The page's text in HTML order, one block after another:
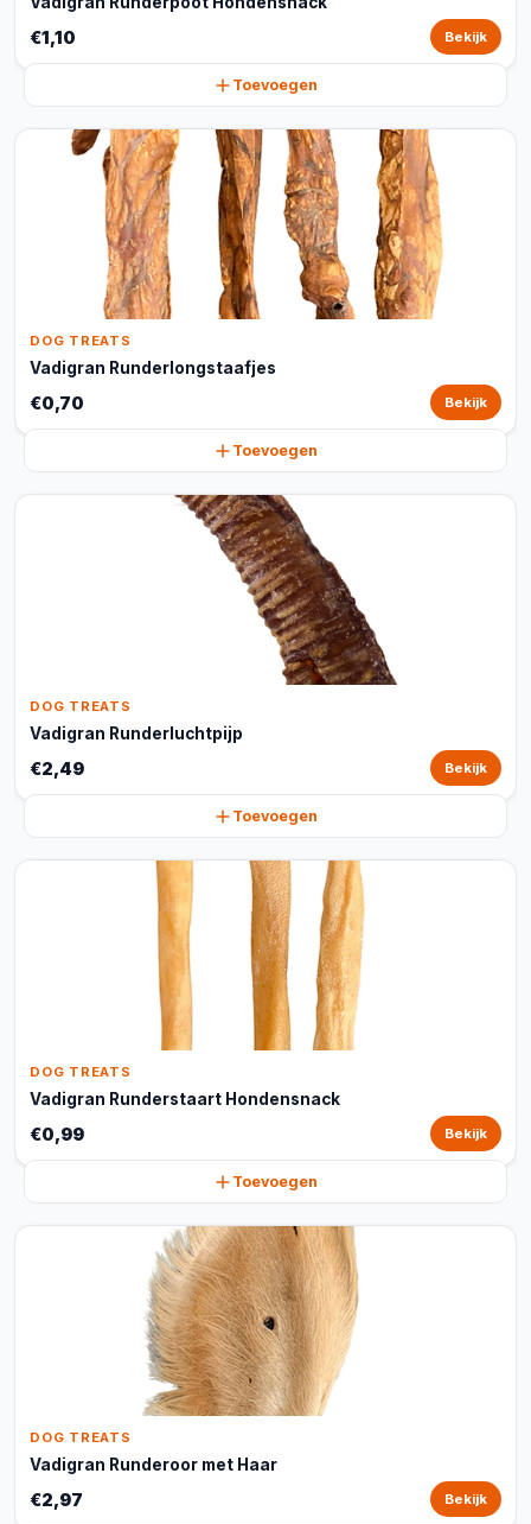
€1,10 Bekijk
Toevoegen
DOG TREATS
Vadigran Runderlongstaafjes
€0,70 Bekijk
Toevoegen
DOG TREATS
Vadigran Runderluchtpijp
€2,49 Bekijk
Toevoegen
DOG TREATS
Vadigran Runderstaart Hondensnack
€0,99 Bekijk
Toevoegen
DOG TREATS
Vadigran Runderoor met Haar
€2,97 Bekijk